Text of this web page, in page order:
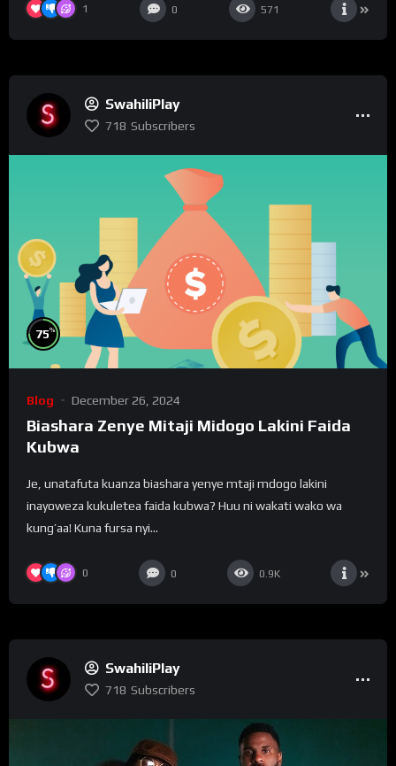
1 0 571
SwahiliPlay
718 Subscribers
75%
Blog December 26, 2024
Biashara Zenye Mitaji Midogo Lakini Faida
Kubwa
Je, unatafuta kuanza biashara yenye mtaji mdogo lakini
inayoweza kukuletea faida kubwa? Huu ni wakati wako wa
kung’aa! Kuna fursa nyi...
0 0 0.9K
SwahiliPlay
718 Subscribers